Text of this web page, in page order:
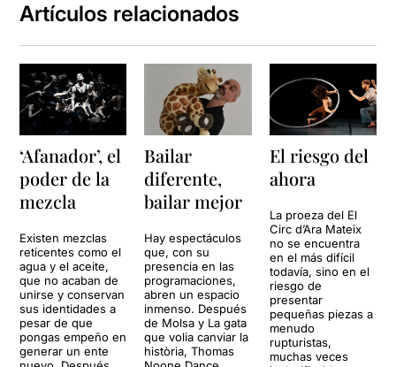
Artículos relacionados
‘Afanador’, el
poder de la
mezcla
Existen mezclas
reticentes como el
agua y el aceite,
que no acaban de
unirse y conservan
sus identidades a
pesar de que
pongas empeño en
generar un ente
Bailar
diferente,
bailar mejor
Hay espectáculos
que, con su
presencia en las
programaciones,
abren un espacio
inmenso. Después
de Molsa y La gata
que volia canviar la
història, Thomas
El riesgo del
ahora
La proeza del El
Circ d’Ara Mateix
no se encuentra
en el más difícil
todavía, sino en el
riesgo de
presentar
pequeñas piezas a
menudo
rupturistas,
muchas veces